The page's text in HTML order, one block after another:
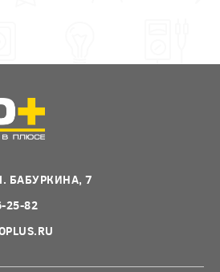
БАБУРКИНА, 7
25-82